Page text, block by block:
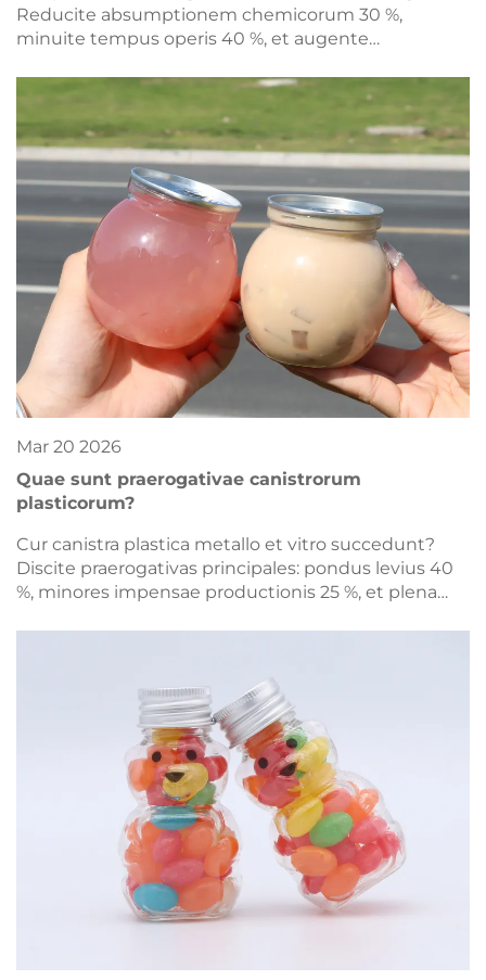
Reducite absumptionem chemicorum 30 %,
minuite tempus operis 40 %, et augente
hanc emendationem, quae redditurum proventus
Mar 20 2026
Quae sunt praerogativae canistrorum
plasticorum?
Cur canistra plastica metallo et vitro succedunt?
Discite praerogativas principales: pondus levius 40
%, minores impensae productionis 25 %, et plena